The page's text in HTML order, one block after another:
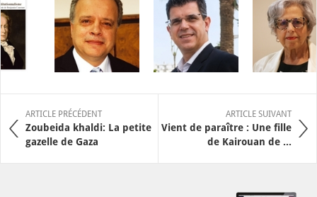
ARTICLE PRÉCÉDENT
Zoubeida khaldi: La petite
gazelle de Gaza
ARTICLE SUIVANT
Vient de paraître : Une fille
de Kairouan de ...